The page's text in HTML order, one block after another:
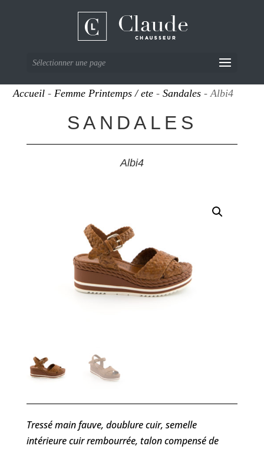
Sélectionner une page
Accueil -Femme Printemps / ete -Sandales - Albi4
SANDALES
Albi4
Tressé main fauve, doublure cuir, semelle
intérieure cuir rembourrée, talon compensé de